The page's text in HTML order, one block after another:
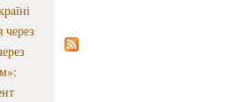
через